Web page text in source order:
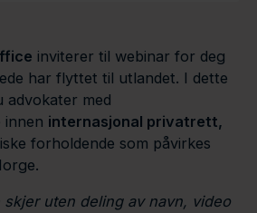
inviterer til webinar for deg
har flyttet til utlandet. I dette
advokater med
innen internasjonal privatrett,
forholdende som påvirkes
skjer uten deling av navn, video